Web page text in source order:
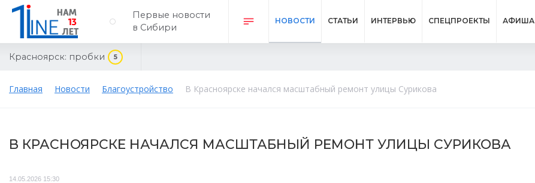
Первые новости
в Сибири
НОВОСТИ СТАТЬИ ИНТЕРВЬЮ СПЕЦПРОЕКТЫ АФИША
Красноярск: пробки 5
Главная Новости Благоустройство В Красноярске начался масштабный ремонт улицы Сурикова
В КРАСНОЯРСКЕ НАЧАЛСЯ МАСШТАБНЫЙ РЕМОНТ УЛИЦЫ СУРИКОВА
14.05.2026 15:30